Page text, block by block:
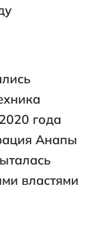
года
Анапы
властями